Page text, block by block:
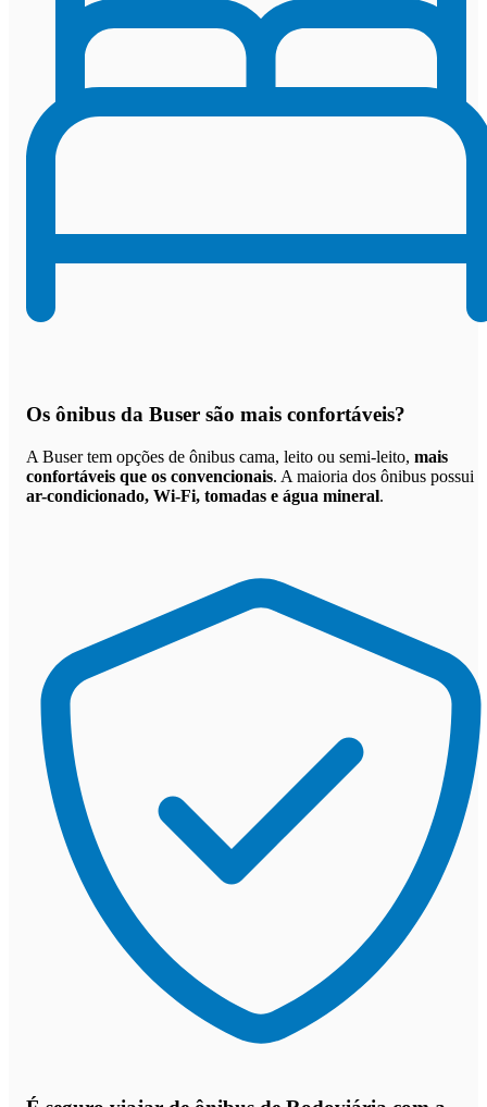
Os ônibus da Buser são mais confortáveis?
A Buser tem opções de ônibus cama, leito ou semi-leito, mais
confortáveis que os convencionais. A maioria dos ônibus possui
ar-condicionado, Wi-Fi, tomadas e água mineral.